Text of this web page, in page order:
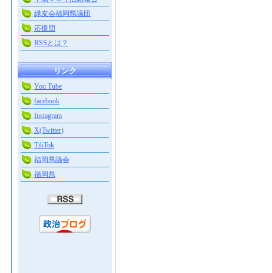
緑友会福岡県議団
応援団
RSSとは？
リンク
You Tube
facebook
Instagram
X(Twitter)
TikTok
福岡県議会
福岡県